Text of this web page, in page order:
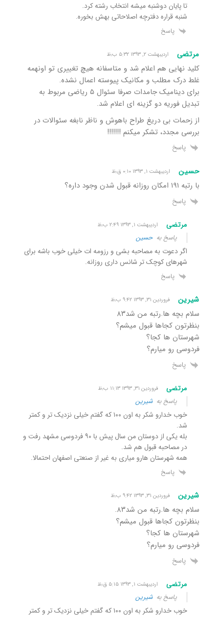
تا پایان دوشنبه میشه انتخاب رشته کرد.
شنبه قراره دفترچه اصلاحاتی بهش بخوره.
پاسخ
مرتضی اردیبهشت ۲, ۱۳۹۳ ۵:۳۲ ب٫ظ
کلید نهایی هم اعلام شد و متاسفانه هیچ تغییری تو اونهمه
غلط درک مطلب و مکانیک پیوسته اعمال نشده.
برای دینامیک جامدات صرفا سئوال ۵ ریاضی مربوط به
تبدیل فوریه دو گزینه ای اعلام شد.
از زحمات بی دریغ طراح باهوش و ناظر نابغه سئوالات در
بررسی مجدد، تشکر میکنم !!!!!!!
پاسخ
حسین اردیبهشت ۱, ۱۳۹۳ ۰:۱۰ ق٫ظ
با رتبه ۱۹۱ امکان روزانه قبول شدن وجود داره؟
پاسخ
مرتضی اردیبهشت ۱, ۱۳۹۳ ۲:۴۹ ب٫ظ
پاسخ بهحسین
اگر دعوت به مصاحبه بشی و رزومه ات خیلی خوب باشه برای
شهرهای کوچک تر شانس داری روزانه.
پاسخ
شیرین فروردین ۳۱, ۱۳۹۳ ۹:۴۲ ب٫ظ
سلام بچه ها.رتبه من شد۸۳
بنظرتون کجاها قبول میشم؟
شهرستان ها کجا؟
فردوسی رو میارم؟
پاسخ
مرتضی فروردین ۳۱, ۱۳۹۳ ۱۱:۱۳ ب٫ظ
پاسخ بهشیرین
خوب خدارو شکر به اون ۱۰۰ که گفتم خیلی نزدیک تر و کمتر
شد.
بله یکی از دوستان من سال پیش با ۹۰ فردوسی مشهد رفت و
در مصاحبه قبول هم شد.
همه شهرستان هارو میاری به غیر از صنعتی اصفهان احتمالا.
پاسخ
شیرین فروردین ۳۱, ۱۳۹۳ ۹:۴۲ ب٫ظ
سلام بچه ها.رتبه من شد۸۳.
بنظرتون کجاها قبول میشم؟
شهرستان ها کجا؟
فردوسی رو میارم؟
پاسخ
مرتضی اردیبهشت ۱, ۱۳۹۳ ۵:۱۵ ق٫ظ
پاسخ بهشیرین
خوب خدارو شکر به اون ۱۰۰ که گفتم خیلی نزدیک تر و کمتر